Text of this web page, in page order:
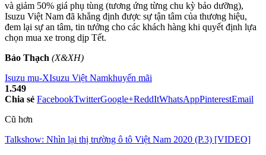
và giảm 50% giá phụ tùng (tương ứng từng chu kỳ bảo dưỡng),
Isuzu Việt Nam đã khẳng định được sự tận tâm của thương hiệu,
đem lại sự an tâm, tin tưởng cho các khách hàng khi quyết định lựa
chọn mua xe trong dịp Tết.
Bảo Thạch (X&XH)
Isuzu mu-XIsuzu Việt Namkhuyến mãi
1.549
Chia sẻ FacebookTwitterGoogle+ReddItWhatsAppPinterestEmail
Cũ hơn
Talkshow: Nhìn lại thị trường ô tô Việt Nam 2020 (P.3) [VIDEO]